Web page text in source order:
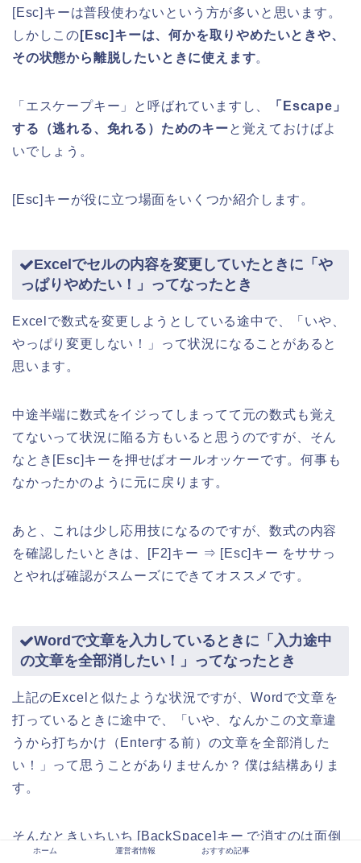
[Esc]キーは普段使わないという方が多いと思います。
しかしこの [Esc]キーは、何かを取りやめたいときや、
その状態から離脱したいときに使えます。
「エスケープキー」と呼ばれていますし、
「Escape」
する（逃れる、免れる）ためのキーと覚えておけばよ
いでしょう。
[Esc]キーが役に立つ場面をいくつか紹介します。
Excelでセルの内容を変更していたときに「や
っぱりやめたい！」ってなったとき
Excelで数式を変更しようとしている途中で、「いや、
やっぱり変更しない！」って状況になることがあると
思います。
中途半端に数式をイジってしまってて元の数式も覚え
てないって状況に陥る方もいると思うのですが、そん
なとき[Esc]キーを押せばオールオッケーです。何事も
なかったかのように元に戻ります。
あと、これは少し応用技になるのですが、数式の内容
を確認したいときは、[F2]キー ⇒ [Esc]キー をササっ
とやれば確認がスムーズにできてオススメです。
Wordで文章を入力しているときに「入力途中
の文章を全部消したい！」ってなったとき
上記のExcelと似たような状況ですが、Wordで文章を
打っているときに途中で、「いや、なんかこの文章違
うから打ちかけ（Enterする前）の文章を全部消した
い！」って思うことがありませんか？ 僕は結構ありま
す。
そんなときいちいち [BackSpace]キー で消すのは面倒
なんですが、[Esc]キーを押せば何事もなかったかのよ
ホーム 運営者情報 おすすめ記事